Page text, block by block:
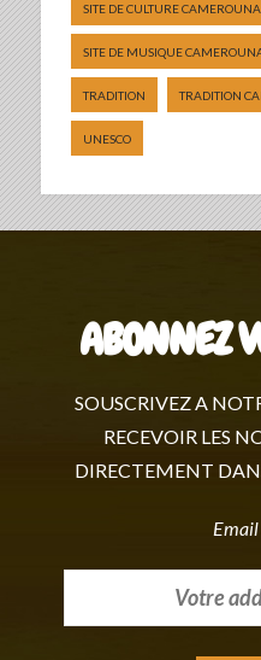
SITE DE CULTURE
SITE DE MUSIQUE
TRADITION TRADITION
UNESCO
ABONNEZ
SOUSCRIVEZ A
RECEVOIR LES
DIRECTEMENT
Email